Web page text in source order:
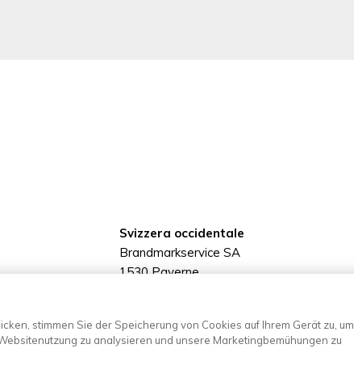
Svizzera occidentale
Brandmarkservice SA
1530 Payerne
stimmen Sie der Speicherung von Cookies auf Ihrem Gerät zu, um
zu analysieren und unsere Marketingbemühungen zu